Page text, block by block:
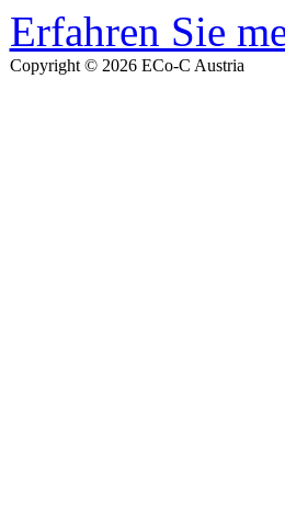
Erfahren Sie
Copyright © 2026 ECo-C Austria